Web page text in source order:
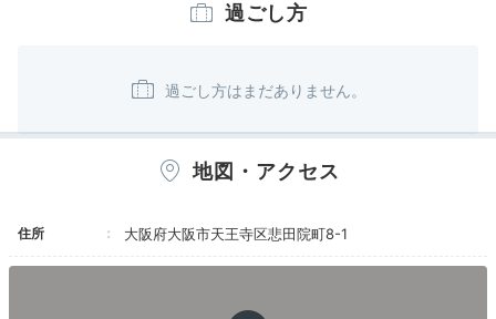
過ごし方
地図・アクセス
住所 大阪府大阪市天王寺区悲田院町8-1